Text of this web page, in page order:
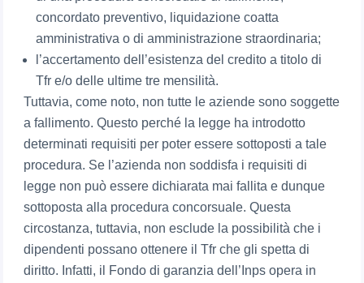
concordato preventivo, liquidazione coatta
amministrativa o di amministrazione straordinaria;
l’accertamento dell’esistenza del credito a titolo di
Tfr e/o delle ultime tre mensilità.
Tuttavia, come noto, non tutte le aziende sono soggette
a fallimento. Questo perché la legge ha introdotto
determinati requisiti per poter essere sottoposti a tale
procedura. Se l’azienda non soddisfa i requisiti di
legge non può essere dichiarata mai fallita e dunque
sottoposta alla procedura concorsuale. Questa
circostanza, tuttavia, non esclude la possibilità che i
dipendenti possano ottenere il Tfr che gli spetta di
diritto. Infatti, il Fondo di garanzia dell’Inps opera in